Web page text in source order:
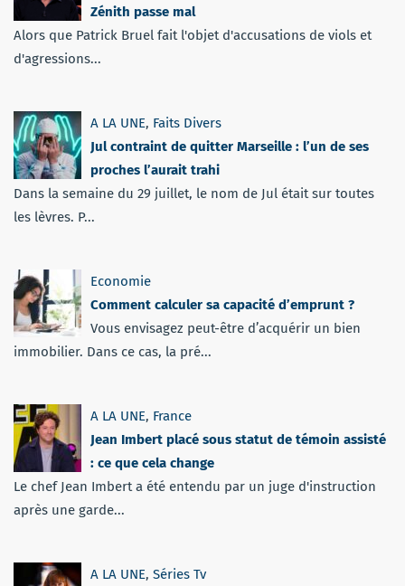
Zénith passe mal
Alors que Patrick Bruel fait l'objet d'accusations de viols et
d'agressions...
A LA UNE, Faits Divers
Jul contraint de quitter Marseille : l’un de ses
proches l’aurait trahi
Dans la semaine du 29 juillet, le nom de Jul était sur toutes
les lèvres. P...
Economie
Comment calculer sa capacité d’emprunt ?
Vous envisagez peut-être d’acquérir un bien
immobilier. Dans ce cas, la pré...
A LA UNE, France
Jean Imbert placé sous statut de témoin assisté
: ce que cela change
Le chef Jean Imbert a été entendu par un juge d'instruction
après une garde...
A LA UNE, Séries Tv